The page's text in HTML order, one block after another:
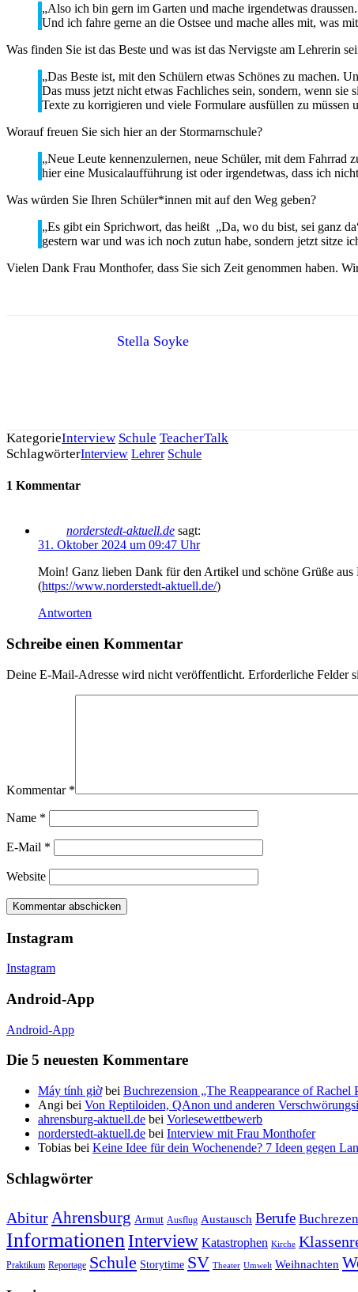
„Also ich bin gern im Garten und mache irgendetwas
Und ich fahre gerne an die Ostsee und mache alles mit, was
Was finden Sie ist das Beste und was ist das Nervigste am Lehrerin
„Das Beste ist, mit den Schülern etwas Schönes zu machen.
Das muss jetzt nicht etwas Fachliches sein, sondern, wenn sie
Texte zu korrigieren und viele Formulare ausfüllen zu müssen
Worauf freuen Sie sich hier an der Stormarnschule?
„Neue Leute kennenzulernen, neue Schüler, mit dem
hier eine Musicalaufführung ist oder irgendetwas, dass ich
Was würden Sie Ihren Schüler*innen mit auf den Weg geben?
„Es gibt ein Sprichwort, das heißt „Da, wo du bist, sei ganz
gestern war und was ich noch zutun habe, sondern jetzt sitze
Vielen Dank Frau Monthofer, dass Sie sich Zeit genommen haben.
Stella Soyke
KategorieInterview Schule TeacherTalk
SchlagwörterInterview Lehrer Schule
1 Kommentar
norderstedt-aktuell.de sagt:
31. Oktober 2024 um 09:47 Uhr
Moin! Ganz lieben Dank für den Artikel und schöne Grüße aus
(https://www.norderstedt-aktuell.de/)
Antworten
Schreibe einen Kommentar
Deine E-Mail-Adresse wird nicht veröffentlicht. Erforderliche Felder
Kommentar *
Name *
E-Mail *
Website
Instagram
Instagram
Android-App
Android-App
Die 5 neuesten Kommentare
Máy tính giờbei Buchrezension „The Reappearance of Rachel
Angi bei Von Reptiloiden, QAnon und anderen
ahrensburg-aktuell.de bei Vorlesewettbewerb
norderstedt-aktuell.de bei Interview mit Frau Monthofer
Tobias bei Keine Idee für dein Wochenende? 7 Ideen gegen
Schlagwörter
Abitur Ahrensburg Armut Ausflug Austausch Berufe
Informationen Interview Katastrophen Kirche
Praktikum Reportage Schule Storytime SV Theater Umwelt Weihnachten